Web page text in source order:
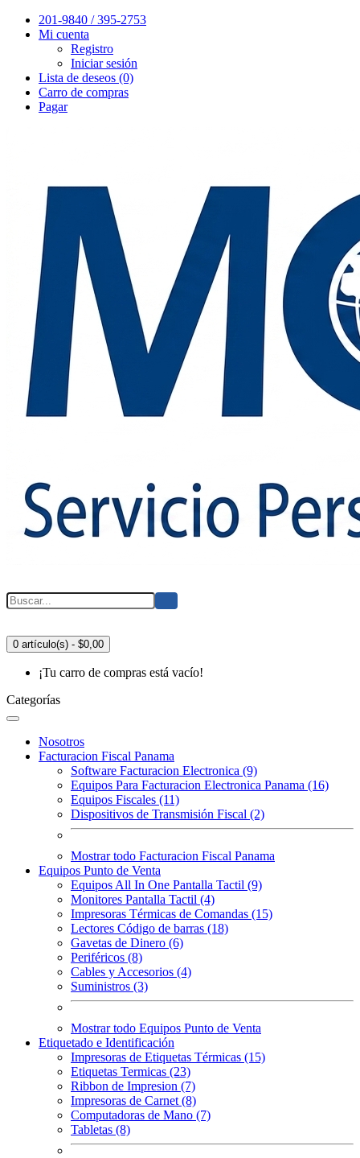
201-9840 / 395-2753
Mi cuenta
Registro
Iniciar sesión
Lista de deseos (0)
Carro de compras
Pagar
0 artículo(s) - $0,00
¡Tu carro de compras está vacío!
Categorías
Nosotros
Facturacion Fiscal Panama
Software Facturacion Electronica (9)
Equipos Para Facturacion Electronica Panama (16)
Equipos Fiscales (11)
Dispositivos de Transmisión Fiscal (2)
Mostrar todo Facturacion Fiscal Panama
Equipos Punto de Venta
Equipos All In One Pantalla Tactil (9)
Monitores Pantalla Tactil (4)
Impresoras Térmicas de Comandas (15)
Lectores Código de barras (18)
Gavetas de Dinero (6)
Periféricos (8)
Cables y Accesorios (4)
Suministros (3)
Mostrar todo Equipos Punto de Venta
Etiquetado e Identificación
Impresoras de Etiquetas Térmicas (15)
Etiquetas Termicas (23)
Ribbon de Impresion (7)
Impresoras de Carnet (8)
Computadoras de Mano (7)
Tabletas (8)